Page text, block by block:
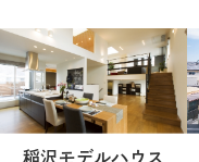
稲沢モデルハウス